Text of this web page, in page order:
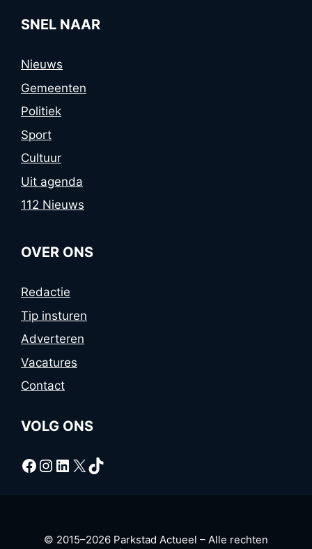
SNEL NAAR
Nieuws
Gemeenten
Politiek
Sport
Cultuur
Uit agenda
112 Nieuws
OVER ONS
Redactie
Tip insturen
Adverteren
Vacatures
Contact
VOLG ONS
Facebook
Instagram
LinkedIn
X TikTok
© 2015–2026 Parkstad Actueel – Alle rechten